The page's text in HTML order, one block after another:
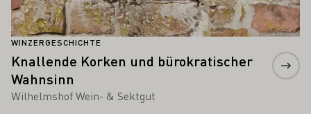
WINZERGESCHICHTE
Knallende Korken und bürokratischer
Wahnsinn
Wilhelmshof Wein- & Sektgut